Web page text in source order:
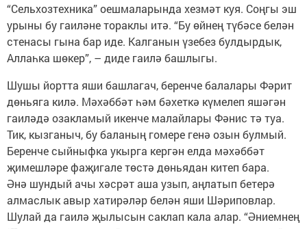
“Сельхозтехника” оешмаларында хезмәт куя. Соңгы эш
урыны бу гаиләне тораклы итә. “Бу өйнең түбәсе белән
стенасы гына бар иде. Калганын үзебез булдырдык,
Аллаһка шөкер”, – диде гаилә башлыгы.
Шушы йортта яши башлагач, беренче балалары Фәрит
дөньяга килә. Мәхәббәт һәм бәхеткә күмелеп яшәгән
гаиләдә озакламый икенче малайлары Фәнис тә туа.
Тик, кызганыч, бу баланың гомере генә озын булмый.
Беренче сыйныфка укырга кергән елда мәхәббәт
җимешләре фаҗигале төстә дөньядан китеп бара.
Әнә шундый ачы хәсрәт аша узып, аңлатып бетерә
алмаслык авыр хатирәләр белән яши Шәриповлар.
Шулай да гаилә җылысын саклап кала алар. “Әниемнең